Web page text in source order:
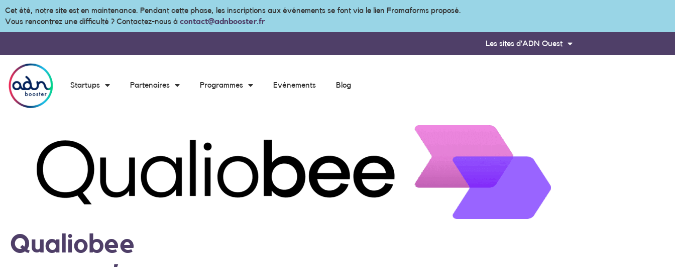
Cet été, notre site est en maintenance. Pendant cette phase, les inscriptions aux événements se font via le lien Framaforms proposé.
Vous rencontrez une difficulté ? Contactez-nous à contact@adnbooster.fr
Les sites d’ADN Ouest
Startups Partenaires Programmes Evénements Blog
Qualiobee